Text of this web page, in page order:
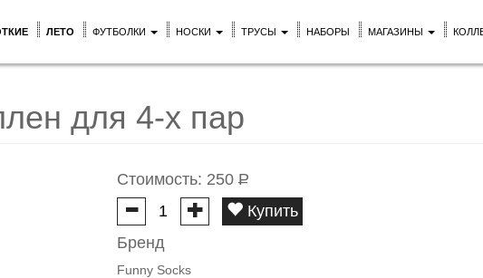
ЛЕТО ФУТБОЛКИ НОСКИ ТРУСЫ НАБОРЫ МАГАЗИНЫ
для 4-х пар
Стоимость: 250 Р
Купить
Бренд
Funny Socks